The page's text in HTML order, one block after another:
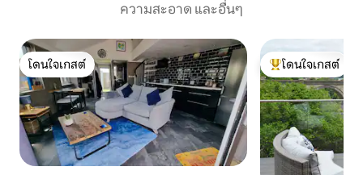
ความสะอาด และอื่นๆ
โดนใจเกสต์
โดนใจเกสต์
โดนใจเกสต์ที่สุด
โดนใจเกสต์